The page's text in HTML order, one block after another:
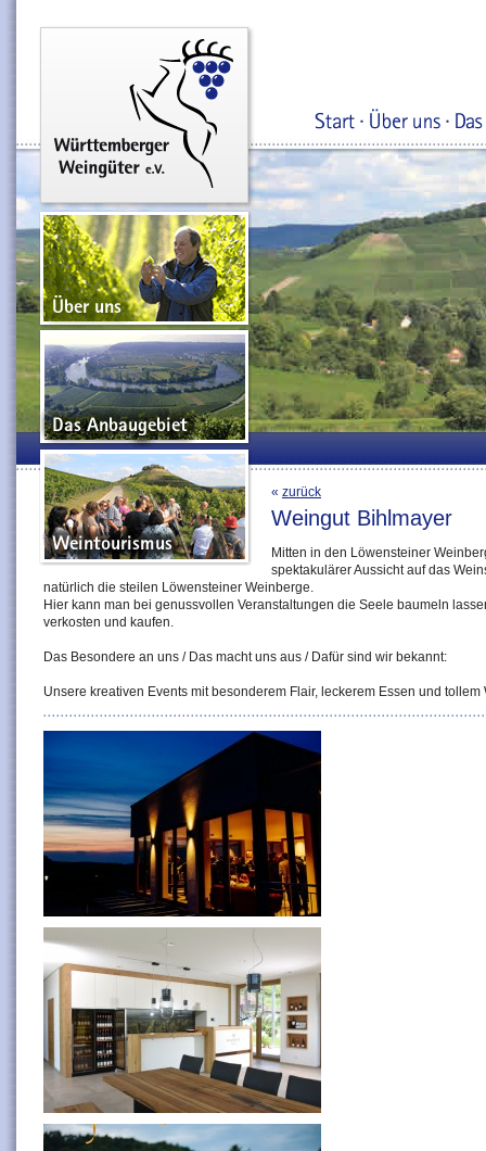
« zurück
Weingut Bihlmayer
Mitten in den Löwensteiner
spektakulärer Aussicht auf das
natürlich die steilen Löwensteiner Weinberge.
Hier kann man bei genussvollen Veranstaltungen die Seele baumeln
verkosten und kaufen.
Das Besondere an uns / Das macht uns aus / Dafür sind wir bekannt:
Unsere kreativen Events mit besonderem Flair, leckerem Essen und tollem